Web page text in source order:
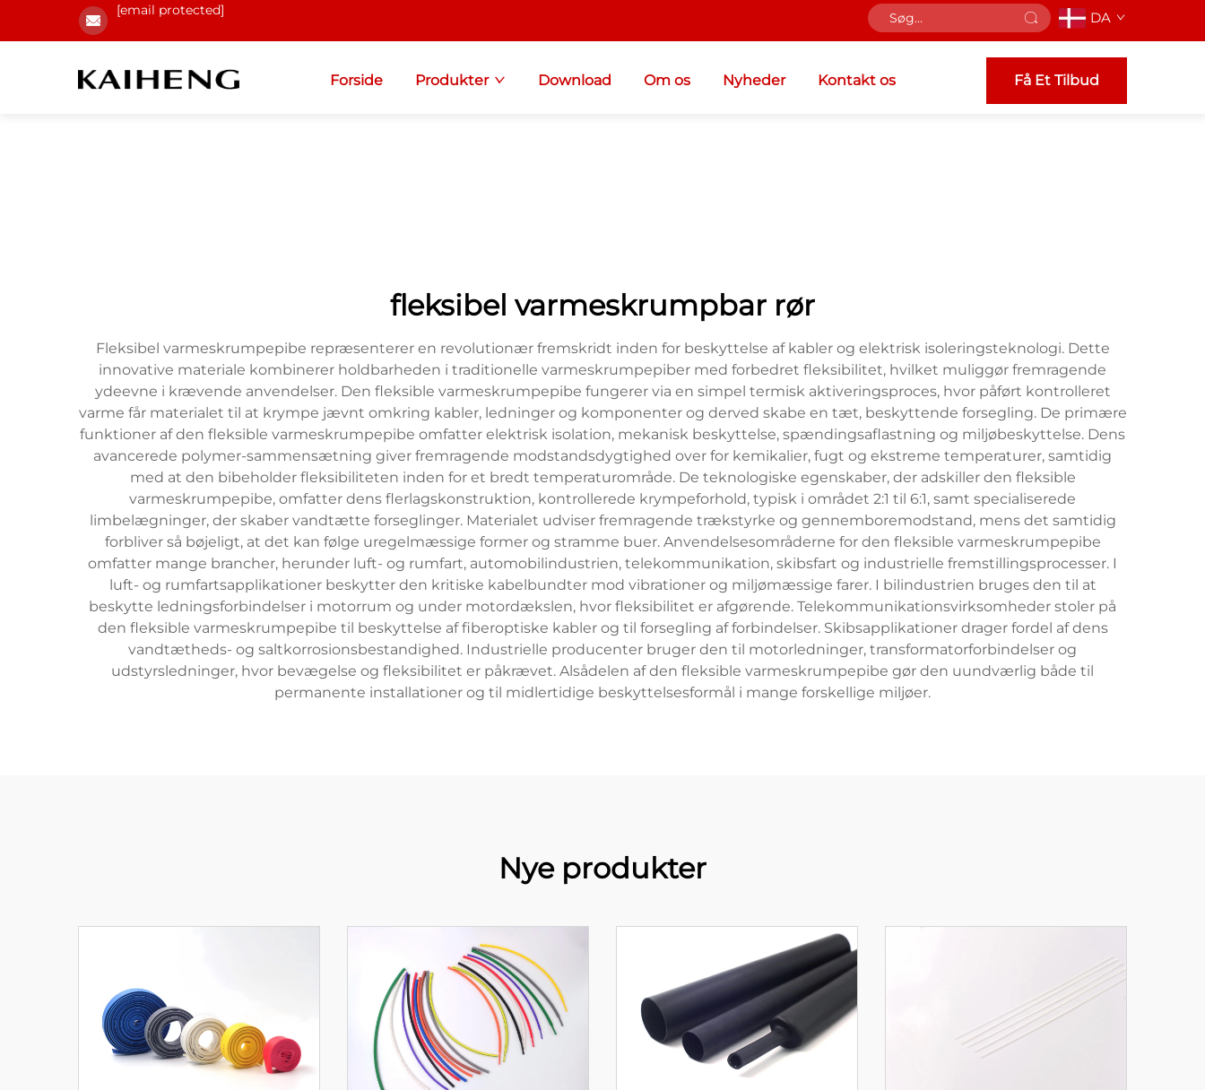
[email protected] DA
Forside Produkter Download Om os Nyheder Kontakt os Få Et Tilbud
fleksibel varmeskrumpbar rør
Fleksibel varmeskrumpepibe repræsenterer en revolutionær fremskridt inden for beskyttelse af kabler og elektrisk isoleringsteknologi. Dette
innovative materiale kombinerer holdbarheden i traditionelle varmeskrumpepiber med forbedret fleksibilitet, hvilket muliggør fremragende
ydeevne i krævende anvendelser. Den fleksible varmeskrumpepibe fungerer via en simpel termisk aktiveringsproces, hvor påført kontrolleret
varme får materialet til at krympe jævnt omkring kabler, ledninger og komponenter og derved skabe en tæt, beskyttende forsegling. De primære
funktioner af den fleksible varmeskrumpepibe omfatter elektrisk isolation, mekanisk beskyttelse, spændingsaflastning og miljøbeskyttelse. Dens
avancerede polymer-sammensætning giver fremragende modstandsdygtighed over for kemikalier, fugt og ekstreme temperaturer, samtidig
med at den bibeholder fleksibiliteten inden for et bredt temperaturområde. De teknologiske egenskaber, der adskiller den fleksible
varmeskrumpepibe, omfatter dens flerlagskonstruktion, kontrollerede krympeforhold, typisk i området 2:1 til 6:1, samt specialiserede
limbelægninger, der skaber vandtætte forseglinger. Materialet udviser fremragende trækstyrke og gennemboremodstand, mens det samtidig
forbliver så bøjeligt, at det kan følge uregelmæssige former og stramme buer. Anvendelsesområderne for den fleksible varmeskrumpepibe
omfatter mange brancher, herunder luft- og rumfart, automobilindustrien, telekommunikation, skibsfart og industrielle fremstillingsprocesser. I
luft- og rumfartsapplikationer beskytter den kritiske kabelbundter mod vibrationer og miljømæssige farer. I bilindustrien bruges den til at
beskytte ledningsforbindelser i motorrum og under motordækslen, hvor fleksibilitet er afgørende. Telekommunikationsvirksomheder stoler på
den fleksible varmeskrumpepibe til beskyttelse af fiberoptiske kabler og til forsegling af forbindelser. Skibsapplikationer drager fordel af dens
vandtætheds- og saltkorrosionsbestandighed. Industrielle producenter bruger den til motorledninger, transformatorforbindelser og
udstyrsledninger, hvor bevægelse og fleksibilitet er påkrævet. Alsådelen af den fleksible varmeskrumpepibe gør den uundværlig både til
permanente installationer og til midlertidige beskyttelsesformål i mange forskellige miljøer.
Nye produkter